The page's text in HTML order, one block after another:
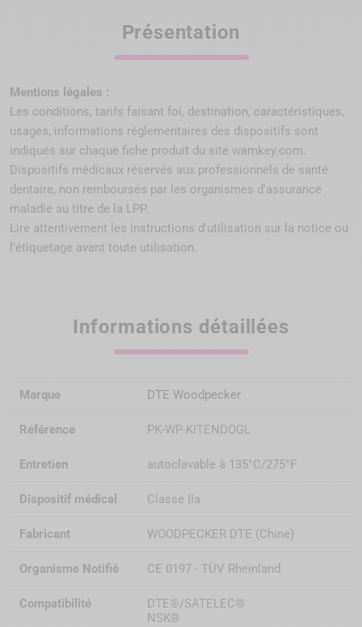
Présentation
Mentions légales :
Les conditions, tarifs faisant foi, destination, caractéristiques,
usages, informations réglementaires des dispositifs sont
indiqués sur chaque fiche produit du site wamkey.com.
Dispositifs médicaux réservés aux professionnels de santé
dentaire, non remboursés par les organismes d'assurance
maladie au titre de la LPP.
Lire attentivement les instructions d'utilisation sur la notice ou
l'étiquetage avant toute utilisation.
Informations détaillées
Marque DTE Woodpecker
Référence PK-WP-KITENDOGL
Entretien autoclavable à 135°C/275°F
Dispositif médical Classe IIa
Fabricant WOODPECKER DTE (Chine)
Organisme Notifié CE 0197 - TÜV Rheinland
Compatibilité
DTE®/SATELEC®
NSK®